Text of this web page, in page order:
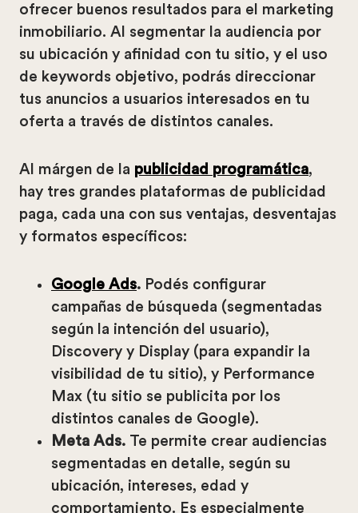
ofrecer buenos resultados para el marketing
inmobiliario. Al segmentar la audiencia por
su ubicación y afinidad con tu sitio, y el uso
de keywords objetivo, podrás direccionar
tus anuncios a usuarios interesados en tu
oferta a través de distintos canales.
Al márgen de la publicidad programática,
hay tres grandes plataformas de publicidad
paga, cada una con sus ventajas, desventajas
y formatos específicos:
Google Ads. Podés configurar
campañas de búsqueda (segmentadas
según la intención del usuario),
Discovery y Display (para expandir la
visibilidad de tu sitio), y Performance
Max (tu sitio se publicita por los
distintos canales de Google).
Meta Ads. Te permite crear audiencias
segmentadas en detalle, según su
ubicación, intereses, edad y
comportamiento. Es especialmente